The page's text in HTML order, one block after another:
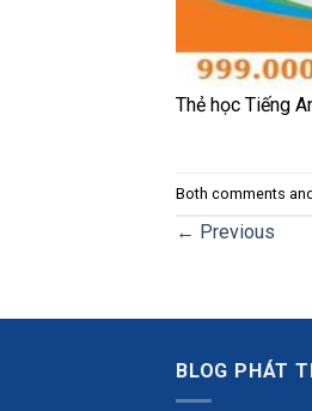
Thẻ học Tiếng
Both comments
← Previous
BLOG PHÁT